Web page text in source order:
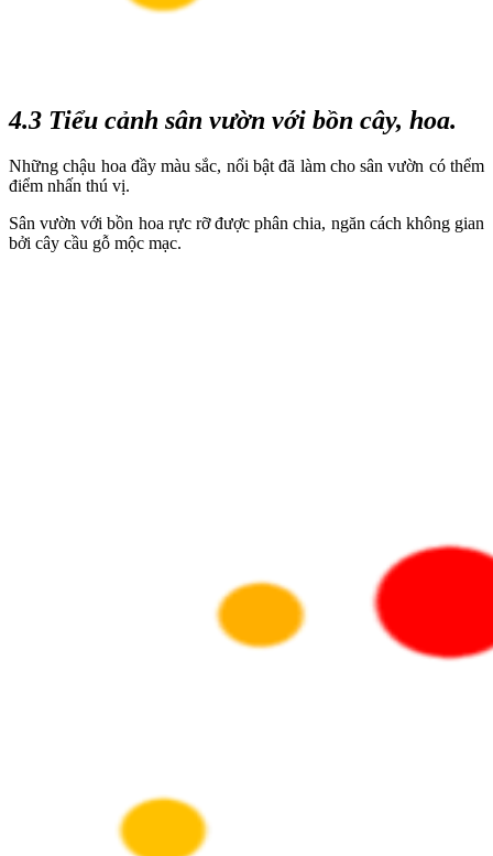
4.3 Tiểu cảnh sân vườn với bồn cây, hoa.
Những chậu hoa đầy màu sắc, nổi bật đã làm cho sân vườn có thểm
điểm nhấn thú vị.
Sân vườn với bồn hoa rực rỡ được phân chia, ngăn cách không gian
bởi cây cầu gỗ mộc mạc.